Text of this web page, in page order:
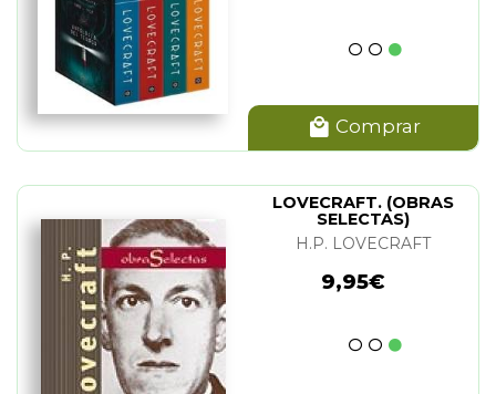
Comprar
LOVECRAFT. (OBRAS
SELECTAS)
H.P. LOVECRAFT
9,95€